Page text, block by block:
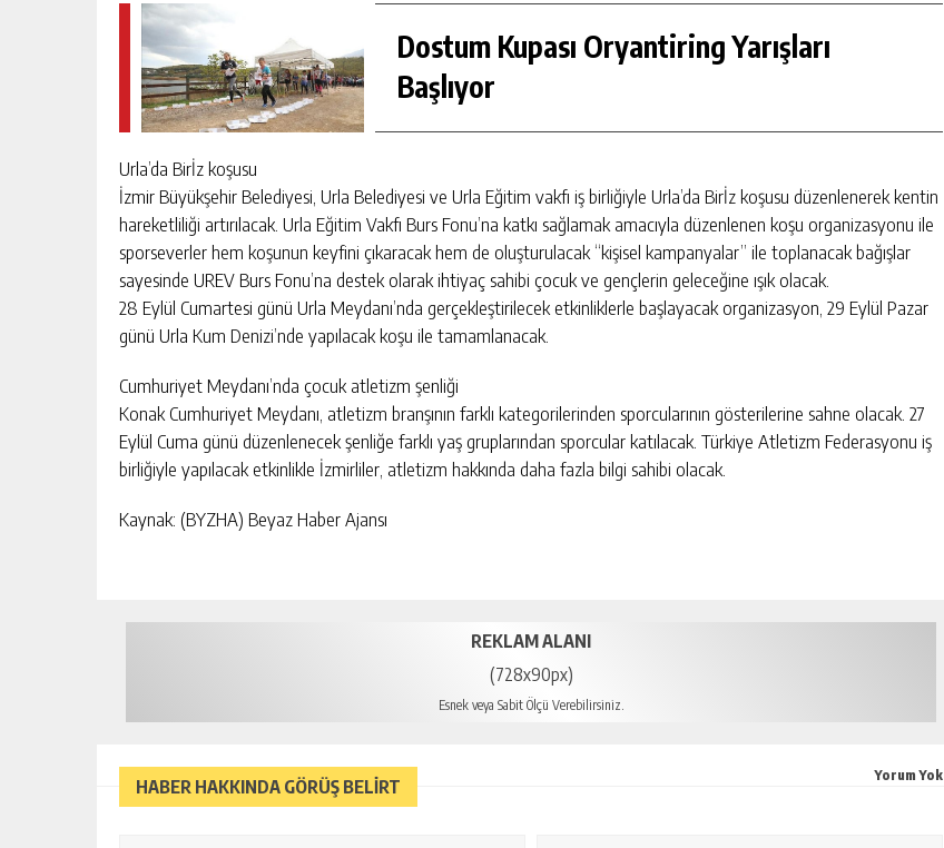
Dostum Kupası Oryantiring Yarışları
Başlıyor
Urla’da Birİz koşusu
İzmir Büyükşehir Belediyesi, Urla Belediyesi ve Urla Eğitim vakfı iş birliğiyle Urla’da Birİz koşusu düzenlenerek kentin
hareketliliği artırılacak. Urla Eğitim Vakfı Burs Fonu’na katkı sağlamak amacıyla düzenlenen koşu organizasyonu ile
sporseverler hem koşunun keyfini çıkaracak hem de oluşturulacak “kişisel kampanyalar” ile toplanacak bağışlar
sayesinde UREV Burs Fonu’na destek olarak ihtiyaç sahibi çocuk ve gençlerin geleceğine ışık olacak.
28 Eylül Cumartesi günü Urla Meydanı’nda gerçekleştirilecek etkinliklerle başlayacak organizasyon, 29 Eylül Pazar
günü Urla Kum Denizi’nde yapılacak koşu ile tamamlanacak.
Cumhuriyet Meydanı’nda çocuk atletizm şenliği
Konak Cumhuriyet Meydanı, atletizm branşının farklı kategorilerinden sporcularının gösterilerine sahne olacak. 27
Eylül Cuma günü düzenlenecek şenliğe farklı yaş gruplarından sporcular katılacak. Türkiye Atletizm Federasyonu iş
birliğiyle yapılacak etkinlikle İzmirliler, atletizm hakkında daha fazla bilgi sahibi olacak.
Kaynak: (BYZHA) Beyaz Haber Ajansı
REKLAM ALANI
(728x90px)
Esnek veya Sabit Ölçü Verebilirsiniz.
HABER HAKKINDA GÖRÜŞ BELİRT
Yorum Yok